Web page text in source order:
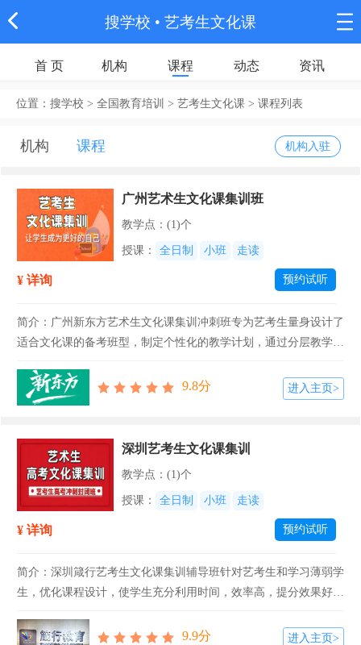
搜学校 • 艺考生文化课
首 页 机构 课程 动态 资讯
位置： 搜学校 > 全国教育培训 > 艺考生文化课 > 课程列表
机构 课程 机构入驻
广州艺术生文化课集训班
教学点：(1)个
授课： 全日制 小班 走读
¥ 详询 预约试听
简介：广州新东方艺术生文化课集训冲刺班专为艺考生量身设计了
适合文化课的备考班型，制定个性化的教学计划，通过分层教学、
课学习的短板。【课程名称】广州艺术生文化课集训班【招生对
象】参加高考的艺...
9.8分 进入主页>
深圳艺考生文化课集训
教学点：(1)个
授课： 全日制 小班 走读
¥ 详询 预约试听
简介：深圳箴行艺考生文化课集训辅导班针对艺考生和学习薄弱学
生，优化课程设计，使学生充分利用时间，效率高，提分效果好！
考标准进行模拟考试及评分，文化分冲刺绝佳选择！【课程名称】
9.9分 进入主页>